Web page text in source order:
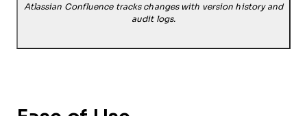
Atlassian Confluence tracks changes with version history and
audit logs.